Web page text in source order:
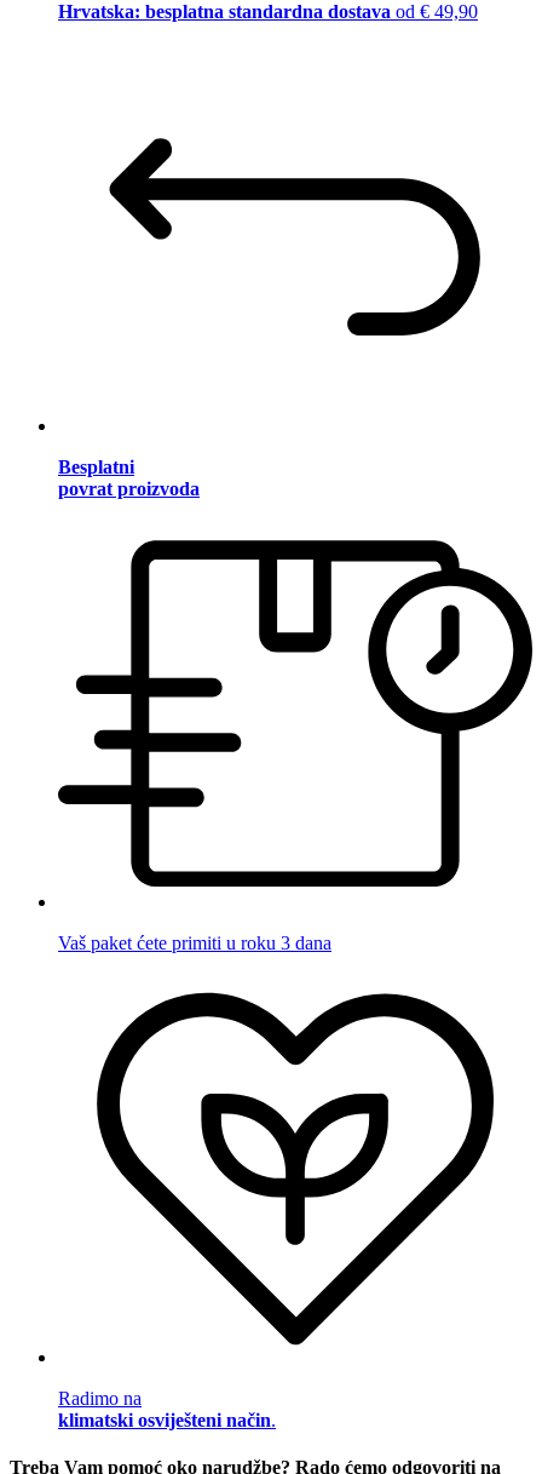
Hrvatska: besplatna standardna dostava od € 49,90
Besplatni
povrat proizvoda
Vaš paket ćete primiti u roku 3 dana
Radimo na
klimatski osviješteni način.
Treba Vam pomoć oko narudžbe? Rado ćemo odgovoriti na